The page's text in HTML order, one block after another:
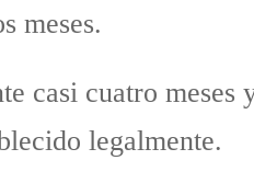
meses.
casi cuatro meses
legalmente.